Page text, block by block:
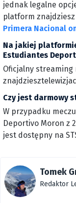
jednak legalne
platform
Primera Nacional
Na jakiej
Estudiantes
Oficjalny streaming
Czy jest darmowy
W przypadku
Deportivo Moron z
jest dostępny na
Tomek
Redaktor